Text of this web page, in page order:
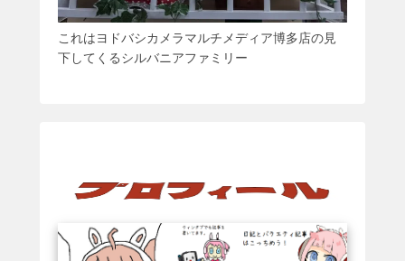
これはヨドバシカメラマルチメディア博多店の見
下してくるシルバニアファミリー